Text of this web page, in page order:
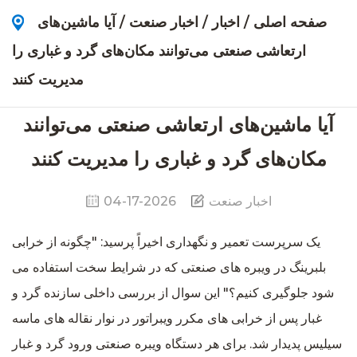
صفحه اصلی / اخبار / اخبار صنعت / آیا ماشین‌های
ارتعاشی صنعتی می‌توانند مکان‌های گرد و غباری را
مدیریت کنند
آیا ماشین‌های ارتعاشی صنعتی می‌توانند
مکان‌های گرد و غباری را مدیریت کنند
04-17-2026 اخبار صنعت
یک سرپرست تعمیر و نگهداری اخیراً پرسید: "چگونه از خرابی
بلبرینگ در ویبره های صنعتی که در شرایط سخت استفاده می
شود جلوگیری کنیم؟" این سوال از بررسی داخلی سازنده گرد و
غبار پس از خرابی های مکرر ویبراتور در نوار نقاله های ماسه
سیلیس پدیدار شد. برای هر دستگاه ویبره صنعتی ورود گرد و غبار